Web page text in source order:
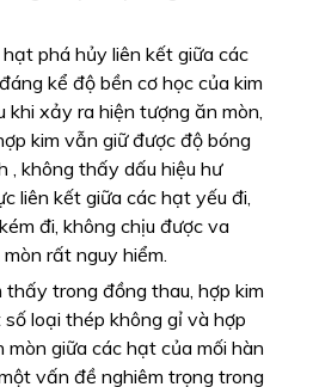
vấn đề nghiêm trọng trong
giữa các hạt của vật liệu
điều kiện môi trường cụ thể và
tra ăn mòn kim loại tăng tốc
đích tìm hiểu xem thành
nghệ xử lý nhiệt và xử lý
lý hay không.
các hạt FY-OST-100 có
các giải pháp thử nghiệm
cho khả năng ăn mòn của
một khoảng cụ thể của
cực anốt tiềm năng không đổi